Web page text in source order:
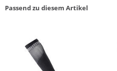
Passend zu diesem Artikel